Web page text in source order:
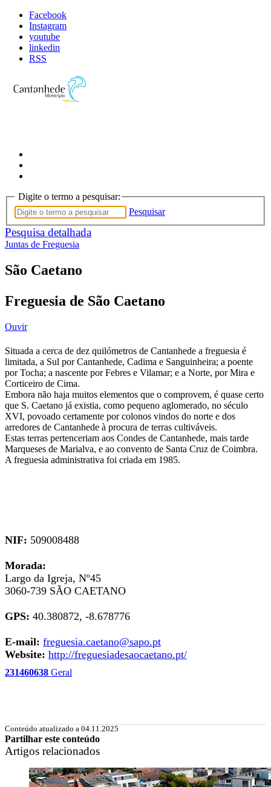
Facebook
Instagram
youtube
linkedin
RSS
Digite o termo a pesquisar:
Pesquisar
Pesquisa detalhada
Juntas de Freguesia
São Caetano
Freguesia de São Caetano
Ouvir
Situada a cerca de dez quilómetros de Cantanhede a freguesia é
limitada, a Sul por Cantanhede, Cadima e Sanguinheira; a poente
por Tocha; a nascente por Febres e Vilamar; e a Norte, por Mira e
Corticeiro de Cima.
Embora não haja muitos elementos que o comprovem, é quase certo
que S. Caetano já existia, como pequeno aglomerado, no século
XVI, povoado certamente por colonos vindos do norte e dos
arredores de Cantanhede à procura de terras cultiváveis.
Estas terras pertenceriam aos Condes de Cantanhede, mais tarde
Marqueses de Marialva, e ao convento de Santa Cruz de Coimbra.
A freguesia administrativa foi criada em 1985.
NIF: 509008488
Morada:
Largo da Igreja, Nº45
3060-739 SÃO CAETANO
GPS: 40.380872, -8.678776
E-mail: freguesia.caetano@sapo.pt
Website: http://freguesiadesaocaetano.pt/
231460638 Geral
Conteúdo atualizado a 04.11.2025
Partilhar este conteúdo
Artigos relacionados